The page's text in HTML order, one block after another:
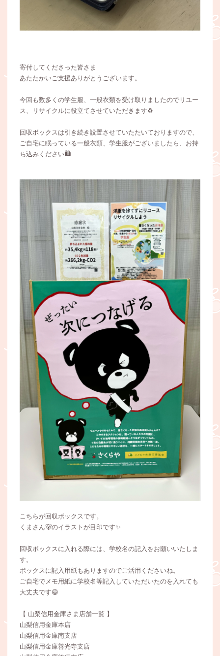
寄付してくださった皆さま
あたたかいご支援ありがとうございます。
今回も数多くの学生服、一般衣類を受け取りましたのでリユー
ス、リサイクルに役立てさせていただきます♻️
回収ボックスは引き続き設置させていたたいておりますので、
ご自宅に眠っている一般衣類、学生服がございましたら、お持
ち込みください🛍️
こちらが回収ボックスです。
くまさん🐻のイラストが目印です✨
回収ボックスに入れる際には、学校名の記入をお願いいたしま
す。
ボックスに記入用紙もありますのでご活用くださいね。
ご自宅でメモ用紙に学校名等記入していただいたのを入れても
大丈夫です😄
【 山梨信用金庫さま店舗一覧 】
山梨信用金庫本店
山梨信用金庫南支店
山梨信用金庫善光寺支店